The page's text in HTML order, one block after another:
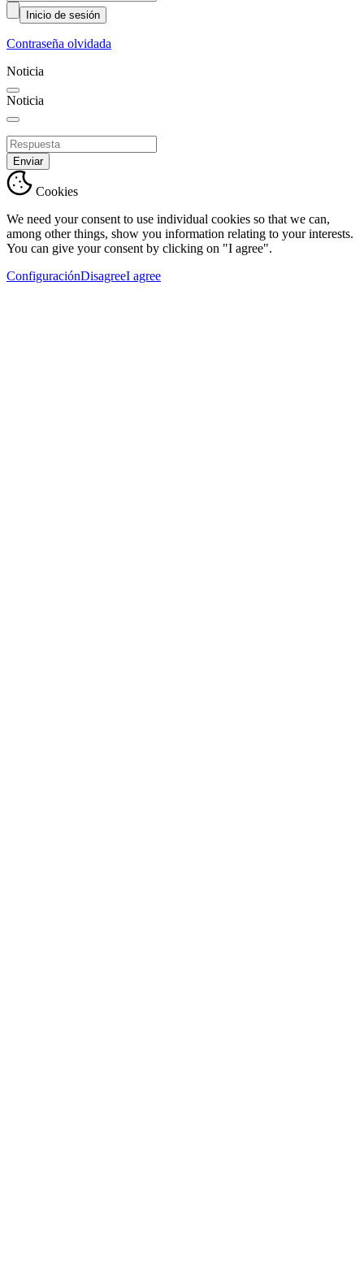
Inicio de sesión
Contraseña olvidada
Noticia
Noticia
Enviar
Cookies
We need your consent to use individual cookies so that we can,
among other things, show you information relating to your interests.
You can give your consent by clicking on "I agree".
ConfiguraciónDisagreeI agree